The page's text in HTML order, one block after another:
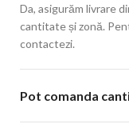
Da, asigurăm livrare
cantitate și zonă.
contactezi.
Pot comanda